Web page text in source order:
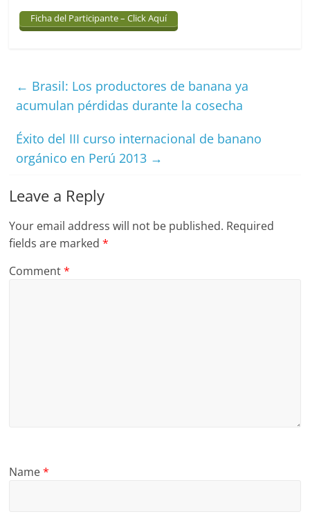
Ficha del Participante – Click Aquí
← Brasil: Los productores de banana ya
acumulan pérdidas durante la cosecha
Éxito del III curso internacional de banano
orgánico en Perú 2013 →
Leave a Reply
Your email address will not be published. Required
fields are marked*
Comment*
Name*